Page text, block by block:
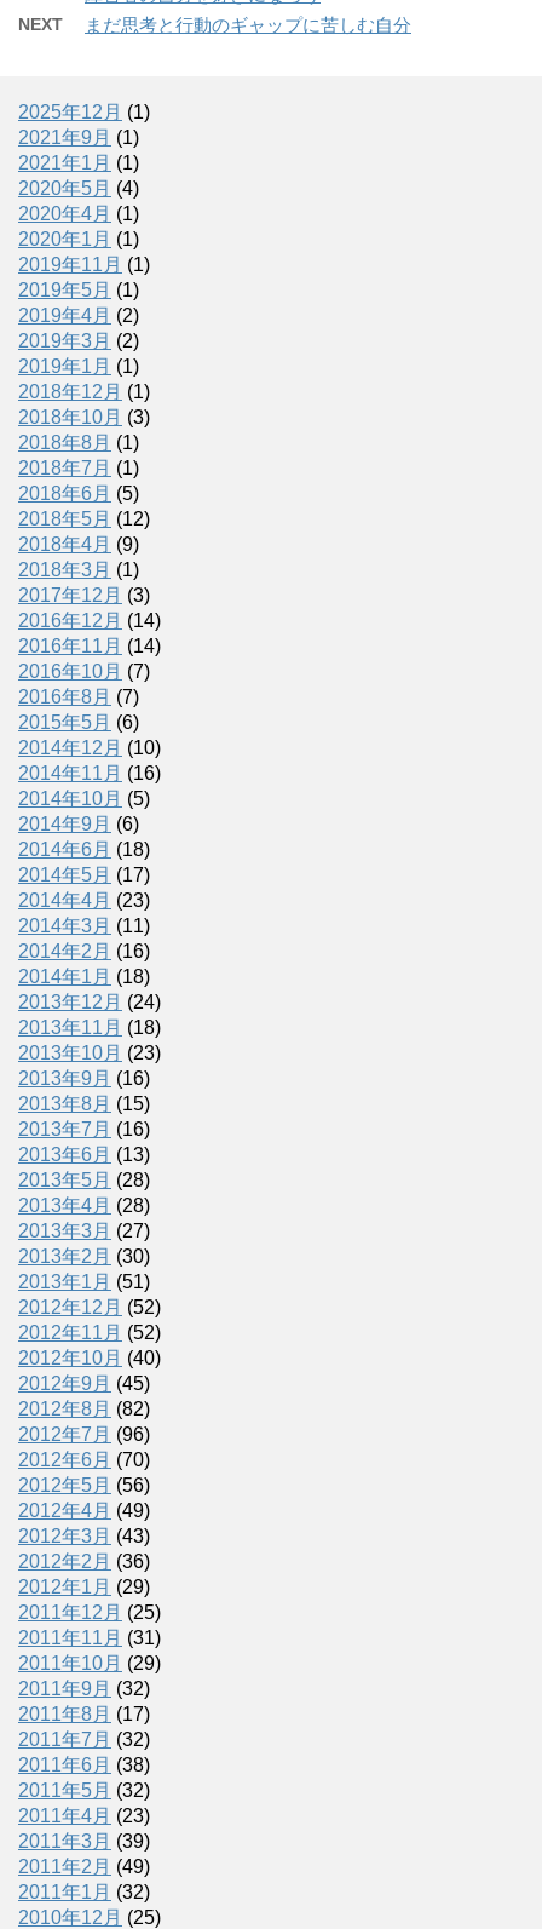
NEXT まだ思考と行動のギャップに苦しむ自分
2025年12月 (1)
2021年9月 (1)
2021年1月 (1)
2020年5月 (4)
2020年4月 (1)
2020年1月 (1)
2019年11月 (1)
2019年5月 (1)
2019年4月 (2)
2019年3月 (2)
2019年1月 (1)
2018年12月 (1)
2018年10月 (3)
2018年8月 (1)
2018年7月 (1)
2018年6月 (5)
2018年5月 (12)
2018年4月 (9)
2018年3月 (1)
2017年12月 (3)
2016年12月 (14)
2016年11月 (14)
2016年10月 (7)
2016年8月 (7)
2015年5月 (6)
2014年12月 (10)
2014年11月 (16)
2014年10月 (5)
2014年9月 (6)
2014年6月 (18)
2014年5月 (17)
2014年4月 (23)
2014年3月 (11)
2014年2月 (16)
2014年1月 (18)
2013年12月 (24)
2013年11月 (18)
2013年10月 (23)
2013年9月 (16)
2013年8月 (15)
2013年7月 (16)
2013年6月 (13)
2013年5月 (28)
2013年4月 (28)
2013年3月 (27)
2013年2月 (30)
2013年1月 (51)
2012年12月 (52)
2012年11月 (52)
2012年10月 (40)
2012年9月 (45)
2012年8月 (82)
2012年7月 (96)
2012年6月 (70)
2012年5月 (56)
2012年4月 (49)
2012年3月 (43)
2012年2月 (36)
2012年1月 (29)
2011年12月 (25)
2011年11月 (31)
2011年10月 (29)
2011年9月 (32)
2011年8月 (17)
2011年7月 (32)
2011年6月 (38)
2011年5月 (32)
2011年4月 (23)
2011年3月 (39)
2011年2月 (49)
2011年1月 (32)
2010年12月 (25)